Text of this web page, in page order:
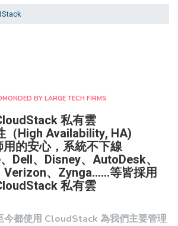
BY LARGE TECH FIRMS
私有雲
（High Availability, HA)
的安心，系統不下線
Dell、Disney、AutoDesk、
Verizon、Zynga……等皆採用
私有雲
都使用 CloudStack 為我們主要管理